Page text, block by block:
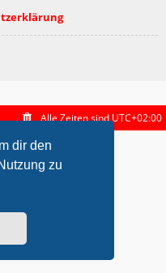
dir den
zu
Alle Zeiten sindUTC+02:00
for phpBB3.2 by
© phpBB Limited
phpBB.de